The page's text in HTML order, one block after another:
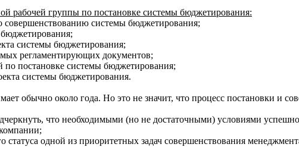
рабочей группы по постановке системы бюджетирования:
совершенствованию системы бюджетирования;
системы бюджетирования;
регламентирующих документов;
по постановке системы бюджетирования;
системы бюджетирования.
обычно около года. Но это не значит, что процесс постановки и
что необходимыми (но не достаточными) условиями
статуса одной из приоритетных задач совершенствования